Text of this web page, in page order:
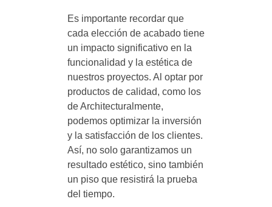
Es importante recordar que
cada elección de acabado tiene
un impacto significativo en la
funcionalidad y la estética de
nuestros proyectos. Al optar por
productos de calidad, como los
de Architecturalmente,
podemos optimizar la inversión
y la satisfacción de los clientes.
Así, no solo garantizamos un
resultado estético, sino también
un piso que resistirá la prueba
del tiempo.